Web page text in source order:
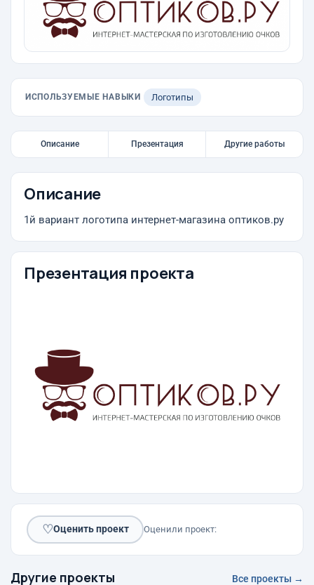
ИСПОЛЬЗУЕМЫЕ НАВЫКИ Логотипы
Описание Презентация Другие работы
Описание
1й вариант логотипа интернет-магазина оптиков.ру
Презентация проекта
♡Оценить проект Оценили проект:
Другие проекты Все проекты →